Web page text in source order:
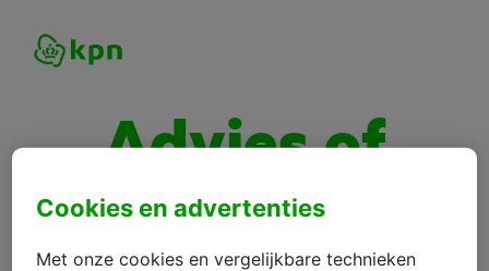
Advies of
vraag?
We helpen je graag!
Cookies en advertenties
Met onze cookies en vergelijkbare technieken